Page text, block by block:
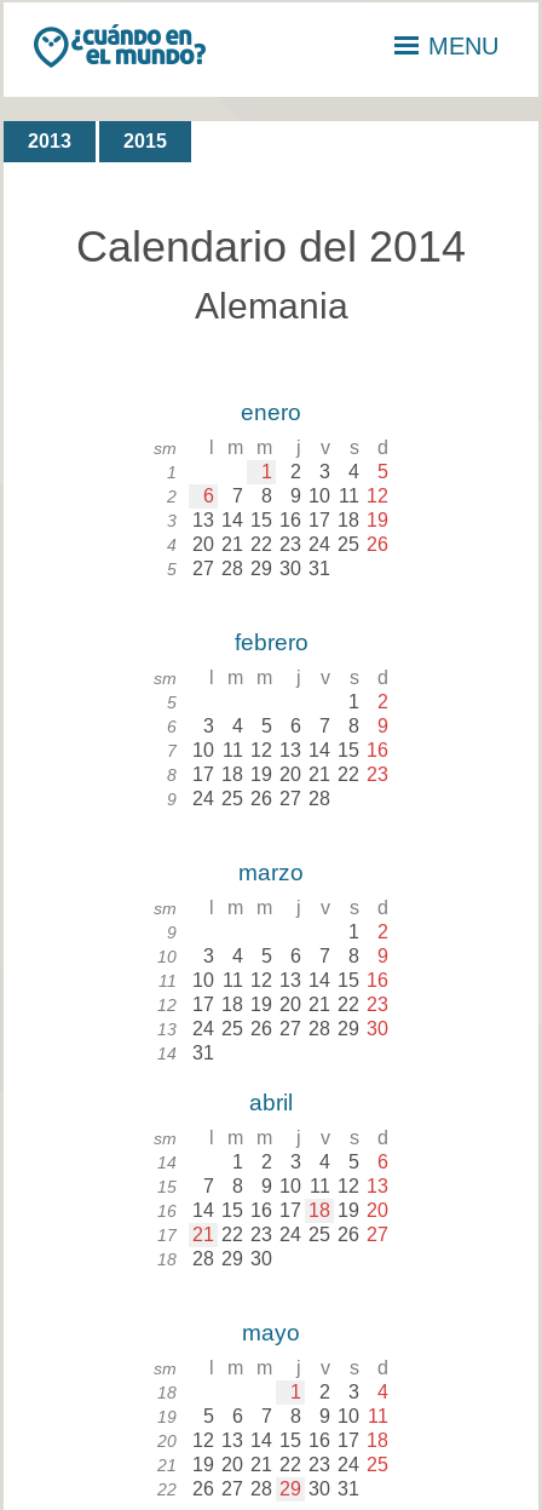
MENU
2013 2015
Calendario del 2014
Alemania
enero
sm m m j v s d
1 1 2 3 4 5
2 6 7 8 9 10 11 12
3 13 14 15 16 17 18 19
4 20 21 22 23 24 25 26
5 27 28 29 30 31
febrero
sm m m j v s d
5 1 2
6 3 4 5 6 7 8 9
7 10 11 12 13 14 15 16
8 17 18 19 20 21 22 23
9 24 25 26 27 28
marzo
sm m m j v s d
9 1 2
10 3 4 5 6 7 8 9
11 10 11 12 13 14 15 16
12 17 18 19 20 21 22 23
13 24 25 26 27 28 29 30
14 31
abril
sm m m j v s d
14 1 2 3 4 5 6
15 7 8 9 10 11 12 13
16 14 15 16 17 18 19 20
17 21 22 23 24 25 26 27
18 28 29 30
mayo
sm m m j v s d
18 1 2 3 4
19 5 6 7 8 9 10 11
20 12 13 14 15 16 17 18
21 19 20 21 22 23 24 25
22 26 27 28 29 30 31